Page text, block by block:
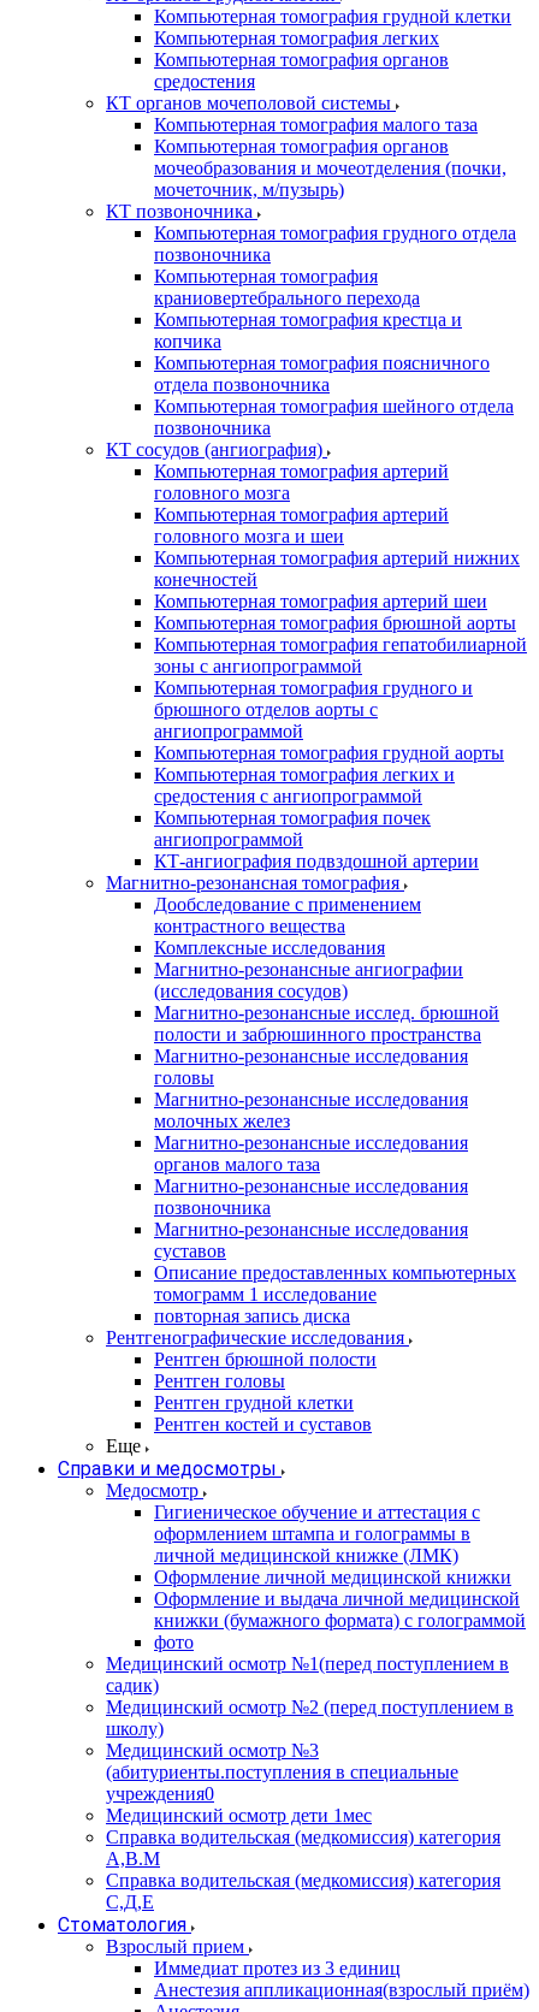
Компьютерная томография грудной клетки
Компьютерная томография легких
Компьютерная томография органов
средостения
КТ органов мочеполовой системы
Компьютерная томография малого таза
Компьютерная томография органов
мочеобразования и мочеотделения (почки,
мочеточник, м/пузырь)
КТ позвоночника
Компьютерная томография грудного отдела
позвоночника
Компьютерная томография
краниовертебрального перехода
Компьютерная томография крестца и
копчика
Компьютерная томография поясничного
отдела позвоночника
Компьютерная томография шейного отдела
позвоночника
КТ сосудов (ангиография)
Компьютерная томография артерий
головного мозга
Компьютерная томография артерий
головного мозга и шеи
Компьютерная томография артерий нижних
конечностей
Компьютерная томография артерий шеи
Компьютерная томография брюшной аорты
Компьютерная томография гепатобилиарной
зоны с ангиопрограммой
Компьютерная томография грудного и
брюшного отделов аорты с
ангиопрограммой
Компьютерная томография грудной аорты
Компьютерная томография легких и
средостения с ангиопрограммой
Компьютерная томография почек
ангиопрограммой
КТ-ангиография подвздошной артерии
Магнитно-резонансная томография
Дообследование с применением
контрастного вещества
Комплексные исследования
Магнитно-резонансные ангиографии
(исследования сосудов)
Магнитно-резонансные исслед. брюшной
полости и забрюшинного пространства
Магнитно-резонансные исследования
головы
Магнитно-резонансные исследования
молочных желез
Магнитно-резонансные исследования
органов малого таза
Магнитно-резонансные исследования
позвоночника
Магнитно-резонансные исследования
суставов
Описание предоставленных компьютерных
томограмм 1 исследование
повторная запись диска
Рентгенографические исследования
Рентген брюшной полости
Рентген головы
Рентген грудной клетки
Рентген костей и суставов
Еще
Справки и медосмотры
Медосмотр
Гигиеническое обучение и аттестация с
оформлением штампа и голограммы в
личной медицинской книжке (ЛМК)
Оформление личной медицинской книжки
Оформление и выдача личной медицинской
книжки (бумажного формата) с голограммой
фото
Медицинский осмотр №1(перед поступлением в
садик)
Медицинский осмотр №2 (перед поступлением в
школу)
Медицинский осмотр №3
(абитуриенты.поступления в специальные
учреждения0
Медицинский осмотр дети 1мес
Справка водительская (медкомиссия) категория
А,В.М
Справка водительская (медкомиссия) категория
С,Д,Е
Стоматология
Взрослый прием
Иммедиат протез из 3 единиц
Анестезия аппликационная(взрослый приём)